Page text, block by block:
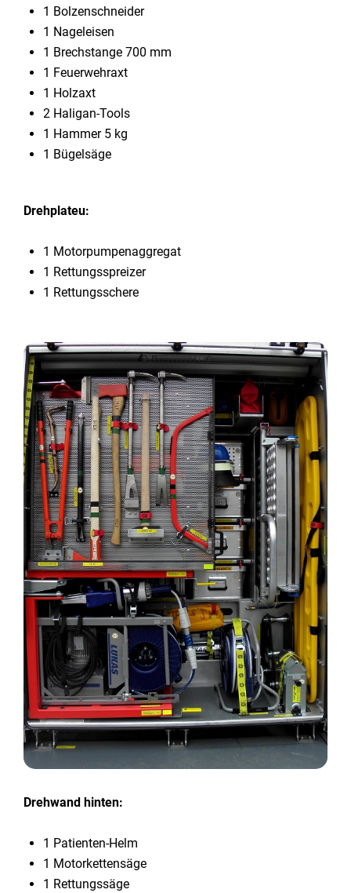
1 Bolzenschneider
1 Nageleisen
1 Brechstange 700 mm
1 Feuerwehraxt
1 Holzaxt
2 Haligan-Tools
1 Hammer 5 kg
1 Bügelsäge
Drehplateu:
1 Motorpumpenaggregat
1 Rettungsspreizer
1 Rettungsschere
Drehwand hinten:
1 Patienten-Helm
1 Motorkettensäge
1 Rettungssäge